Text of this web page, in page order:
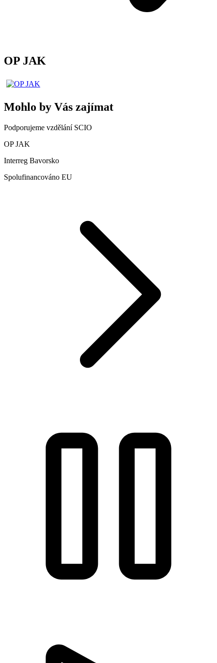
OP JAK
Mohlo by Vás zajímat
Podporujeme vzdělání SCIO
OP JAK
Interreg Bavorsko
Spolufinancováno EU